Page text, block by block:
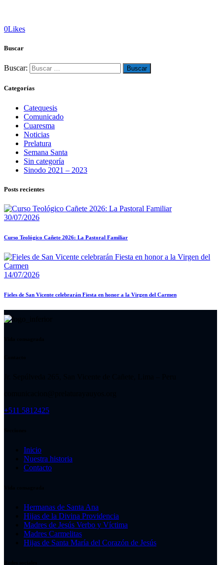
0Likes
Buscar
Buscar:
Categorías
Catequesis
Comunicado
Cuaresma
Noticias
Prelatura
Semana Santa
Sin categoría
Sinodo 2021 – 2023
Posts recientes
30/07/2026
Curso Teológico Cañete 2026: La Pastoral Familiar
14/07/2026
Fieles de San Vicente celebrarán Fiesta en honor a la Virgen del Carmen
+511 5812425
Inicio
Nuestra historia
Contacto
Hermanas de Santa Ana
Hijas de la Divina Providencia
Madres de Jesús Verbo y Víctima
Madres Carmelitas
Hijas de Santa María del Corazón de Jesús